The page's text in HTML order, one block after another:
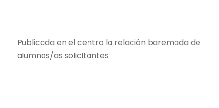
Publicada en el centro la relación baremada de
alumnos/as solicitantes.